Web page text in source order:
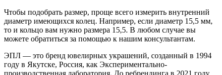
Чтобы подобрать размер, проще всего измерить внутренний
диаметр имеющихся колец. Например, если диаметр 15,5 мм,
то и кольцо вам нужно размера 15,5. В любом случае вы
можете обратиться за помощью к нашим консультантам.
ЭПЛ — это бренд ювелирных украшений, созданный в 1994
году в Якутске, Россия, как Экспериментально-
производственная лаборатория. До ребрендинга в 2021 году